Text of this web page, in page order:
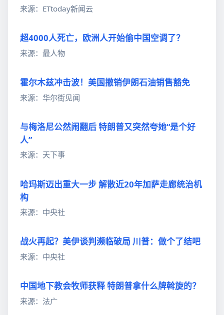
来源：ETtoday新闻云
超4000人死亡，欧洲人开始偷中国空调了？
来源：最人物
霍尔木兹冲击波！美国撤销伊朗石油销售豁免
来源：华尔街见闻
与梅洛尼公然闹翻后 特朗普又突然夸她“是个好
人”
来源：天下事
哈玛斯迈出重大一步 解散近20年加萨走廊统治机
构
来源：中央社
战火再起？美伊谈判濒临破局 川普：做个了结吧
来源：中央社
中国地下教会牧师获释 特朗普拿什么牌斡旋的？
来源：法广